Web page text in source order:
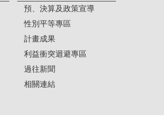
預、決算及政策宣導
性別平等專區
計畫成果
利益衝突迴避專區
過往新聞
相關連結